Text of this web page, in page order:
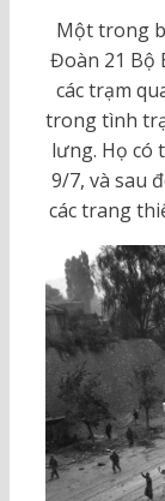
Một trong
Đoàn 21 Bộ
các trạm
trong tình
lưng. Họ có
9/7, và sau
các trang